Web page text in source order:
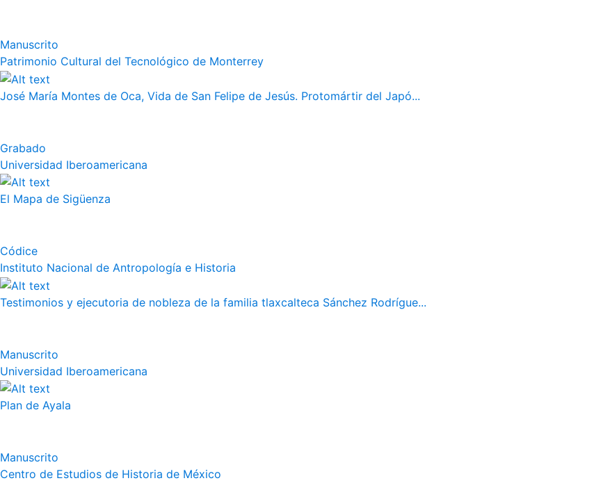
Manuscrito
Patrimonio Cultural del Tecnológico de Monterrey
José María Montes de Oca, Vida de San Felipe de Jesús. Protomártir del Japó...
Grabado
Universidad Iberoamericana
El Mapa de Sigüenza
Códice
Instituto Nacional de Antropología e Historia
Testimonios y ejecutoria de nobleza de la familia tlaxcalteca Sánchez Rodrígue...
Manuscrito
Universidad Iberoamericana
Plan de Ayala
Manuscrito
Centro de Estudios de Historia de México